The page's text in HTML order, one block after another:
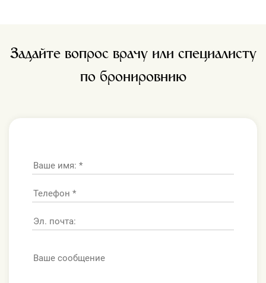
Задайте вопрос врачу или специалисту
по бронировнию